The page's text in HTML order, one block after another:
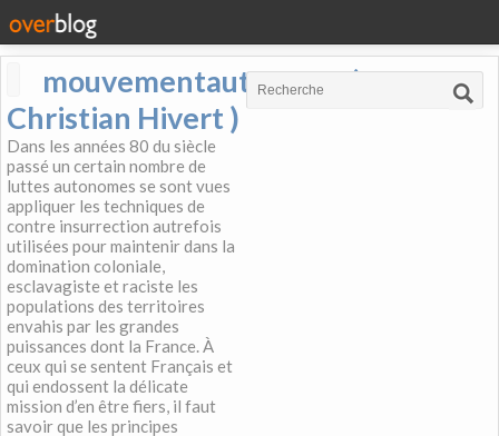
mouvementautonome (
Christian Hivert )
Dans les années 80 du siècle
passé un certain nombre de
luttes autonomes se sont vues
appliquer les techniques de
contre insurrection autrefois
utilisées pour maintenir dans la
domination coloniale,
esclavagiste et raciste les
populations des territoires
envahis par les grandes
puissances dont la France. À
ceux qui se sentent Français et
qui endossent la délicate
mission d’en être fiers, il faut
savoir que les principes